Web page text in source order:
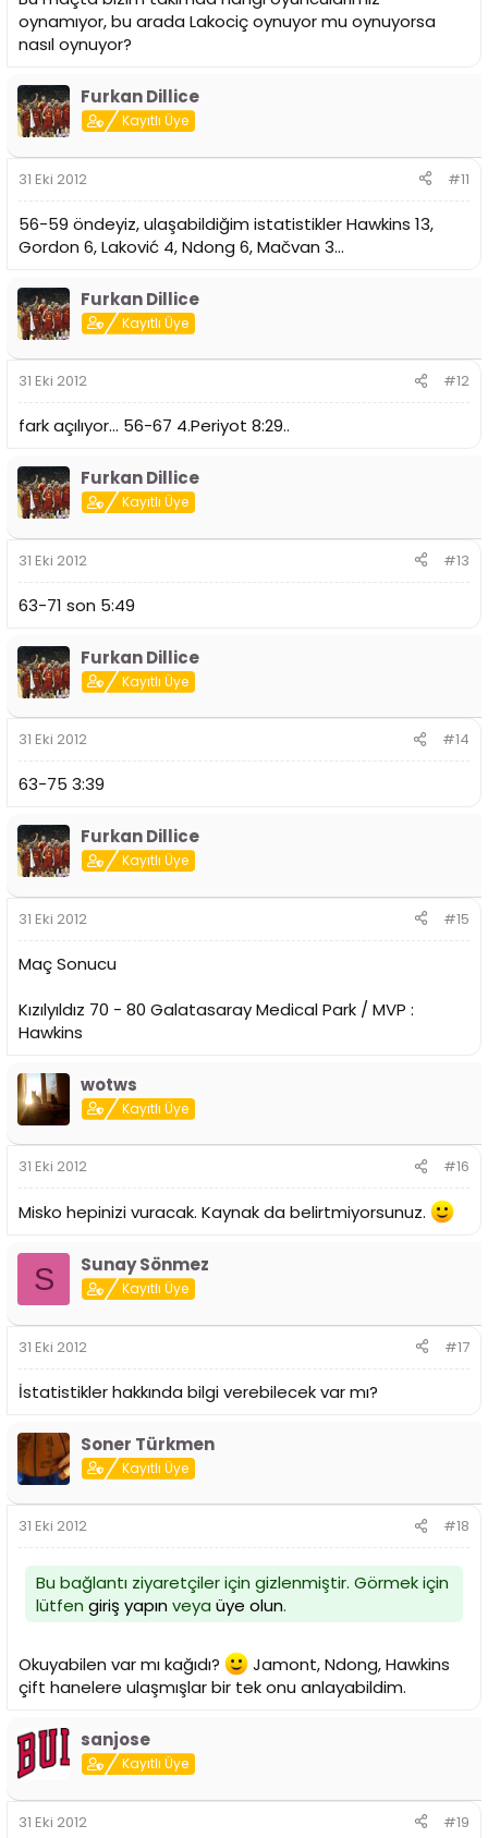
oynamıyor, bu arada Lakociç oynuyor mu oynuyorsa
nasıl oynuyor?
Furkan Dillice
Kayıtlı Üye
31 Eki 2012 #11
56-59 öndeyiz, ulaşabildiğim istatistikler Hawkins 13,
Gordon 6, Laković 4, Ndong 6, Mačvan 3...
Furkan Dillice
Kayıtlı Üye
31 Eki 2012 #12
fark açılıyor... 56-67 4.Periyot 8:29..
Furkan Dillice
Kayıtlı Üye
31 Eki 2012 #13
63-71 son 5:49
Furkan Dillice
Kayıtlı Üye
31 Eki 2012 #14
63-75 3:39
Furkan Dillice
Kayıtlı Üye
31 Eki 2012 #15
Maç Sonucu
Kızılyıldız 70 - 80 Galatasaray Medical Park / MVP :
Hawkins
wotws
Kayıtlı Üye
31 Eki 2012 #16
Misko hepinizi vuracak. Kaynak da belirtmiyorsunuz.
S Sunay Sönmez
Kayıtlı Üye
31 Eki 2012 #17
İstatistikler hakkında bilgi verebilecek var mı?
Soner Türkmen
Kayıtlı Üye
31 Eki 2012 #18
Bu bağlantı ziyaretçiler için gizlenmiştir. Görmek için
lütfen giriş yapınveya üye olun.
Okuyabilen var mı kağıdı?
Jamont, Ndong, Hawkins
çift hanelere ulaşmışlar bir tek onu anlayabildim.
sanjose
Kayıtlı Üye
31 Eki 2012 #19